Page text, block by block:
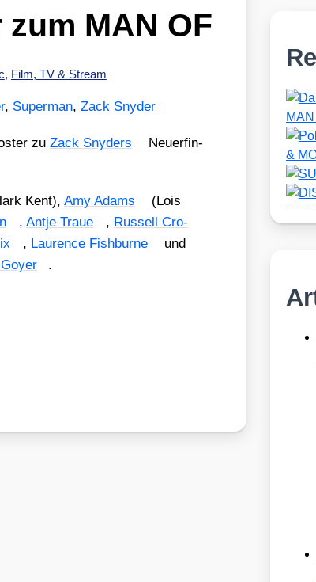
MAN OF
, Film, TV & Stream
, Superman,Zack Snyder
zu Zack Sny­ders
Neu­erfin­
Kent), Amy Adams
(Lois
, Ant­je Traue , Rus­sell Cro­
, Lau­rence Fishb­ur­ne
und
.